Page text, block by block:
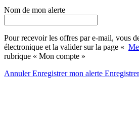
Nom de mon alerte
Pour recevoir les offres par e-mail, vous
électronique et la valider sur la page «
rubrique « Mon compte »
AnnulerEnregistrer mon alerte Enregistrer